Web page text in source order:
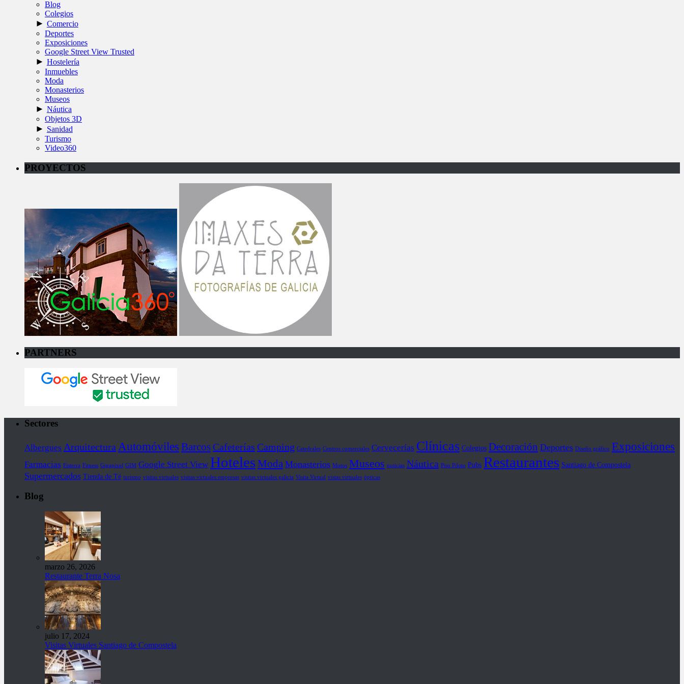
Blog
Colegios
► Comercio
Deportes
Exposiciones
Google Street View Trusted
► Hostelería
Inmuebles
Moda
Monasterios
Museos
► Náutica
Objetos 3D
► Sanidad
Turismo
Video360
PROYECTOS
PARTNERS
Sectores
Albergues Arquitectura Automóviles BarcosCafeterías Camping Catedrales Centros comerciales Cervecerías Clínicas Colegios Decoración Deportes Diseño gráfico Exposiciones
Farmacias Fisterra Fitness Gigapixel GIM Google Street View HotelesModa Monasterios Motos Museos noticias Náutica Piso Piloto Pubs Restaurantes Santiago de Compostela
Supermercados Tienda de Té turismo visitas virtuales visitas virtuales empresas visitas virtuales galicia Visita Virtual vistas virtuales ópticas
Blog
marzo 26, 2026
Restaurante Terra Nosa
julio 17, 2024
Visitas Virtuales Santiago de Compostela